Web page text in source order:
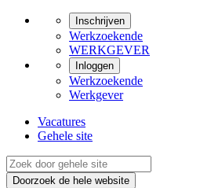
Inschrijven
Werkzoekende
WERKGEVER
Inloggen
Werkzoekende
Werkgever
Vacatures
Gehele site